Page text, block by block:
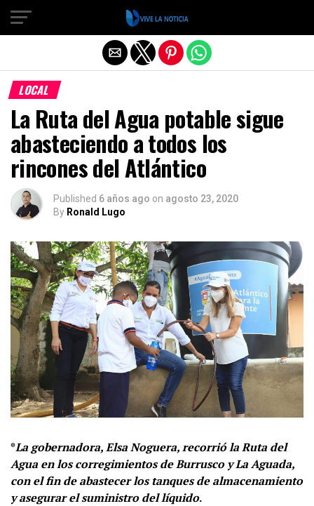
LOCAL
La Ruta del Agua potable sigue
abasteciendo a todos los
rincones del Atlántico
Published 6 años ago on agosto 23, 2020
By Ronald Lugo
*La gobernadora, Elsa Noguera, recorrió la Ruta del
Agua en los corregimientos de Burrusco y La Aguada,
con el fin de abastecer los tanques de almacenamiento
y asegurar el suministro del líquido.
Salir de la versión móvil